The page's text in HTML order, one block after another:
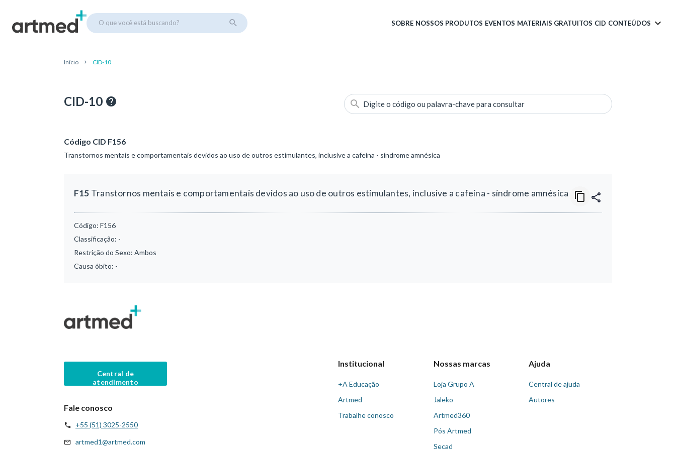
O que você está buscando? SOBRE NOSSOS PRODUTOS EVENTOS MATERIAIS GRATUITOS CID CONTEÚDOS
Início CID-10
CID-10 Digite o código ou palavra-chave para consultar
Código CID F156
Transtornos mentais e comportamentais devidos ao uso de outros estimulantes, inclusive a cafeína - síndrome amnésica
F15 Transtornos mentais e comportamentais devidos ao uso de outros estimulantes, inclusive a cafeína - síndrome amnésica
Código: F156
Classificação: -
Restrição do Sexo: Ambos
Causa óbito: -
Central de
atendimento
Fale conosco
+55 (51) 3025-2550
artmed1@artmed.com
Institucional
+A Educação
Artmed
Trabalhe conosco
Nossas marcas
Loja Grupo A
Jaleko
Artmed360
Pós Artmed
Secad
Ajuda
Central de ajuda
Autores